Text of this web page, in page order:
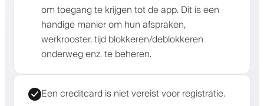
om toegang te krijgen tot de app. Dit is een
handige manier om hun afspraken,
werkrooster, tijd blokkeren/deblokkeren
onderweg enz. te beheren.
Een creditcard is niet vereist voor registratie.